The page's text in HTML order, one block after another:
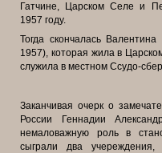
Гатчине, Царском Селе и
1957 году.
Тогда скончалась
1957), которая жила в
служила в местном Ссудо-
Заканчивая очерк о
России Геннадии
немаловажную роль в
сыграли два